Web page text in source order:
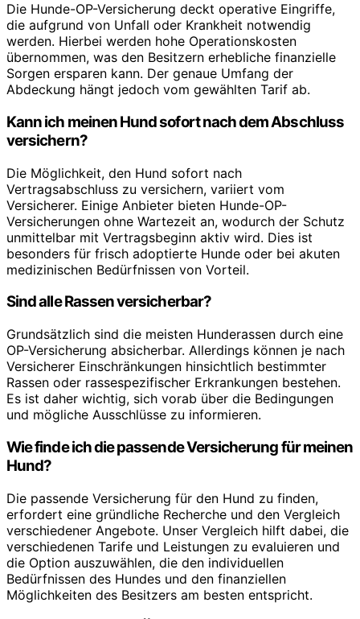
Die Hunde-OP-Versicherung deckt operative Eingriffe,
die aufgrund von Unfall oder Krankheit notwendig
werden. Hierbei werden hohe Operationskosten
übernommen, was den Besitzern erhebliche finanzielle
Sorgen ersparen kann. Der genaue Umfang der
Abdeckung hängt jedoch vom gewählten Tarif ab.
Kann ich meinen Hund sofort nach dem Abschluss
versichern?
Die Möglichkeit, den Hund sofort nach
Vertragsabschluss zu versichern, variiert vom
Versicherer. Einige Anbieter bieten Hunde-OP-
Versicherungen ohne Wartezeit an, wodurch der Schutz
unmittelbar mit Vertragsbeginn aktiv wird. Dies ist
besonders für frisch adoptierte Hunde oder bei akuten
medizinischen Bedürfnissen von Vorteil.
Sind alle Rassen versicherbar?
Grundsätzlich sind die meisten Hunderassen durch eine
OP-Versicherung absicherbar. Allerdings können je nach
Versicherer Einschränkungen hinsichtlich bestimmter
Rassen oder rassespezifischer Erkrankungen bestehen.
Es ist daher wichtig, sich vorab über die Bedingungen
und mögliche Ausschlüsse zu informieren.
Wie finde ich die passende Versicherung für meinen
Hund?
Die passende Versicherung für den Hund zu finden,
erfordert eine gründliche Recherche und den Vergleich
verschiedener Angebote. Unser Vergleich hilft dabei, die
verschiedenen Tarife und Leistungen zu evaluieren und
die Option auszuwählen, die den individuellen
Bedürfnissen des Hundes und den finanziellen
Möglichkeiten des Besitzers am besten entspricht.